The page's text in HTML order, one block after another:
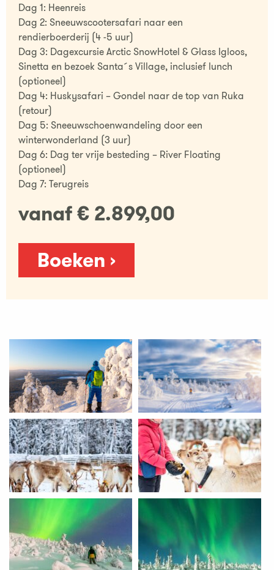
Dag 1: Heenreis
Dag 2: Sneeuwscootersafari naar een
rendierboerderij (4 -5 uur)
Dag 3: Dagexcursie Arctic SnowHotel & Glass Igloos,
Sinetta en bezoek Santa´s Village, inclusief lunch
(optioneel)
Dag 4: Huskysafari – Gondel naar de top van Ruka
(retour)
Dag 5: Sneeuwschoenwandeling door een
winterwonderland (3 uur)
Dag 6: Dag ter vrije besteding – River Floating
(optioneel)
Dag 7: Terugreis
vanaf € 2.899,00
Boeken ›